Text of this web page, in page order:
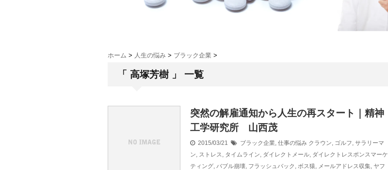
ホーム > 人生の悩み > ブラック企業 >
「 高塚芳樹 」 一覧
突然の解雇通知から人生の再スタート｜精神
工学研究所 山西茂
2015/03/21 ブラック企業, 仕事の悩み クラウン, ゴルフ, サラリーマ
ン, ストレス, タイムライン, ダイレクトメール, ダイレクトレスポンスマーケ
ティング, バブル崩壊, フラッシュバック , ボス猿, メールアドレス収集, ヤフ